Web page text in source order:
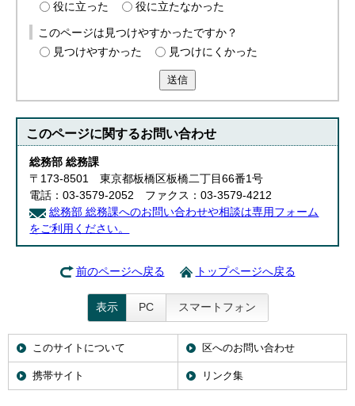
役に立った
役に立たなかった
このページは見つけやすかったですか？
見つけやすかった
見つけにくかった
送信
このページに関するお問い合わせ
総務部 総務課
〒173-8501 東京都板橋区板橋二丁目66番1号
電話：03-3579-2052 ファクス：03-3579-4212
総務部 総務課へのお問い合わせや相談は専用フォーム
をご利用ください。
前のページへ戻る トップページへ戻る
表示 PC スマートフォン
このサイトについて 区へのお問い合わせ
携帯サイト リンク集